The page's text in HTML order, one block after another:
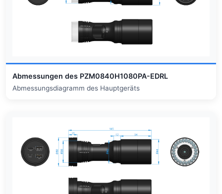
Abmessungen des PZM0840H1080PA-EDRL
Abmessungsdiagramm des Hauptgeräts